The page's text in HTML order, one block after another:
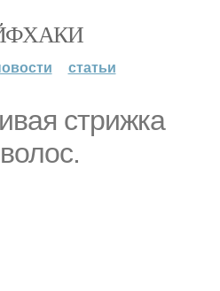
статьи
стрижка